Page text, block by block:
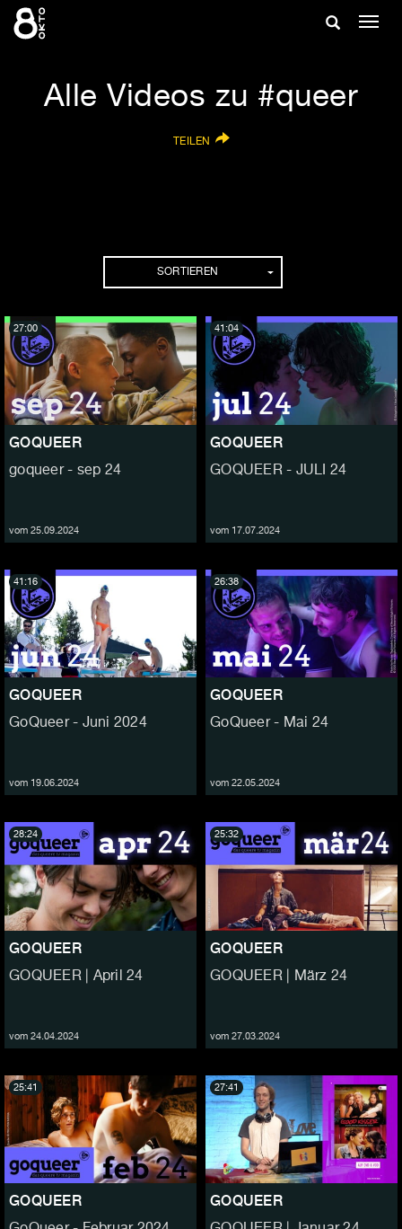
Zum
Inhalt
Suche
Alle Videos zu #queer
TEILEN
SORTIEREN
GOQUEER
goqueer - sep 24
vom 25.09.2024
27:00
GOQUEER
GOQUEER - JULI 24
vom 17.07.2024
41:04
GOQUEER
GoQueer - Juni 2024
vom 19.06.2024
41:16
GOQUEER
GoQueer - Mai 24
vom 22.05.2024
26:38
GOQUEER
GOQUEER | April 24
vom 24.04.2024
28:24
GOQUEER
GOQUEER | März 24
vom 27.03.2024
25:32
GOQUEER
25:41
GOQUEER
27:41